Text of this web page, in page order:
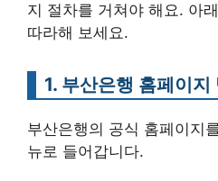
지 절차를 거쳐야 해요. 아
따라해 보세요.
1. 부산은행 홈페이지
부산은행의 공식 홈페이지
뉴로 들어갑니다.